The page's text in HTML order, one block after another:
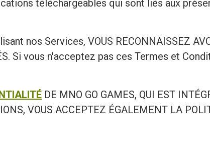
téléchargeables qui sont liés aux
nos Services, VOUS RECONNAISSEZ
Si vous n'acceptez pas ces Termes et
DE MNO GO GAMES, QUI EST
VOUS ACCEPTEZ ÉGALEMENT LA